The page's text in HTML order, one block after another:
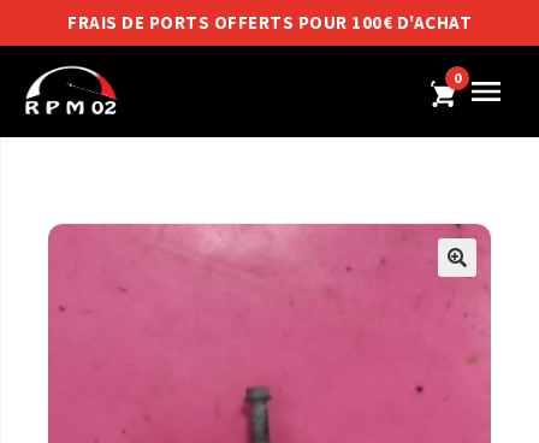
FRAIS DE PORTS OFFERTS POUR 100€ D'ACHAT
0